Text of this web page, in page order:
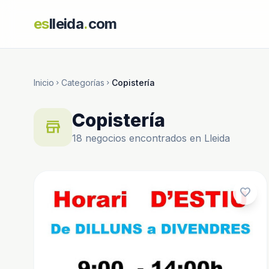
eslleida.com
Inicio chevron_right Categorías chevron_right Copistería
store Copistería
18 negocios encontrados en Lleida
favorite